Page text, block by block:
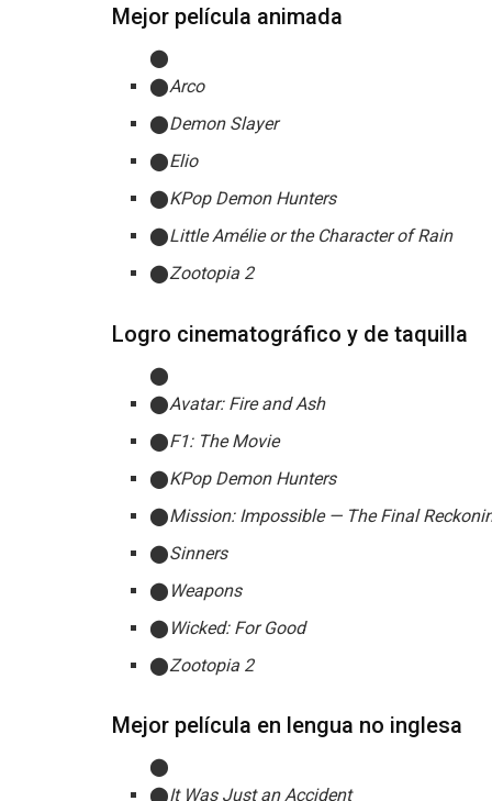
Mejor película animada
Arco
Demon Slayer
Elio
KPop Demon Hunters
Little Amélie or the Character of Rain
Zootopia 2
Logro cinematográfico y de taquilla
Avatar: Fire and Ash
F1: The Movie
KPop Demon Hunters
Mission: Impossible — The Final
Sinners
Weapons
Wicked: For Good
Zootopia 2
Mejor película en lengua no inglesa
It Was Just an Accident